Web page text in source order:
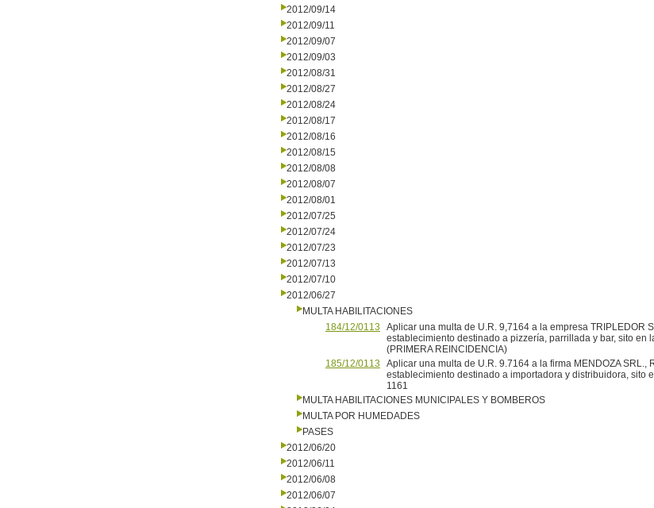
2012/09/14
2012/09/11
2012/09/07
2012/09/03
2012/08/31
2012/08/27
2012/08/24
2012/08/17
2012/08/16
2012/08/15
2012/08/08
2012/08/07
2012/08/01
2012/07/25
2012/07/24
2012/07/23
2012/07/13
2012/07/10
2012/06/27
MULTA HABILITACIONES
184/12/0113
Aplicar una multa de U.R. 9,7164 a la empresa TRIPLEDOR
establecimiento destinado a pizzería, parrillada y bar, sito en
(PRIMERA REINCIDENCIA)
185/12/0113
Aplicar una multa de U.R. 9.7164 a la firma MENDOZA SRL.,
establecimiento destinado a importadora y distribuidora, sito
1161
MULTA HABILITACIONES MUNICIPALES Y BOMBEROS
MULTA POR HUMEDADES
PASES
2012/06/20
2012/06/11
2012/06/08
2012/06/07